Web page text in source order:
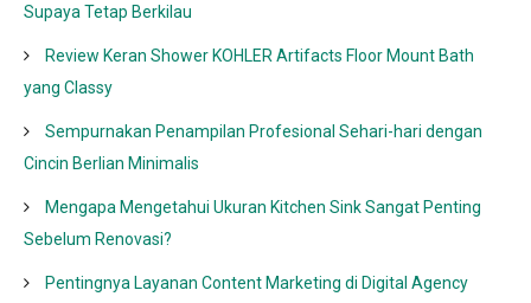
Supaya Tetap Berkilau
Review Keran Shower KOHLER Artifacts Floor Mount Bath
yang Classy
Sempurnakan Penampilan Profesional Sehari-hari dengan
Cincin Berlian Minimalis
Mengapa Mengetahui Ukuran Kitchen Sink Sangat Penting
Sebelum Renovasi?
Pentingnya Layanan Content Marketing di Digital Agency